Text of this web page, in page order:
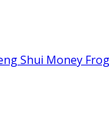
Shui Money Frog